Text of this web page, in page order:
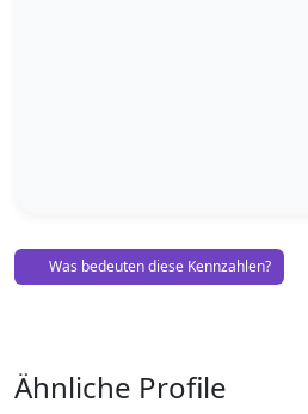
Was bedeuten diese Kennzahlen?
Ähnliche Profile